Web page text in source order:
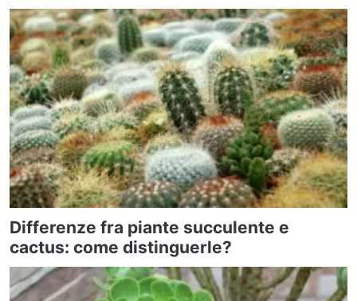
Differenze fra piante succulente e
cactus: come distinguerle?